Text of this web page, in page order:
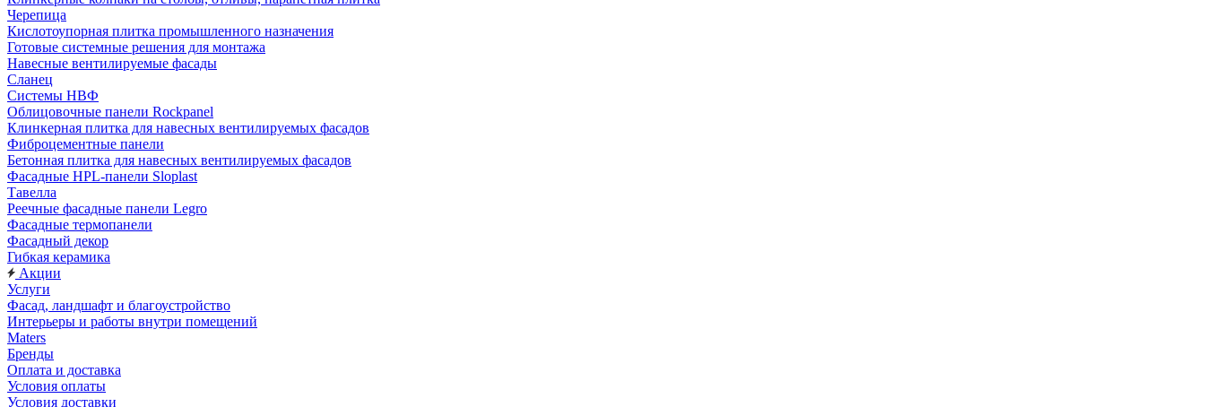
Черепица
Кислотоупорная плитка промышленного назначения
Готовые системные решения для монтажа
Навесные вентилируемые фасады
Сланец
Системы НВФ
Облицовочные панели Rockpanel
Клинкерная плитка для навесных вентилируемых фасадов
Фиброцементные панели
Бетонная плитка для навесных вентилируемых фасадов
Фасадные HPL-панели Sloplast
Тавелла
Реечные фасадные панели Legro
Фасадные термопанели
Фасадный декор
Гибкая керамика
Акции
Услуги
Фасад, ландшафт и благоустройство
Интерьеры и работы внутри помещений
Maters
Бренды
Оплата и доставка
Условия оплаты
Условия доставки